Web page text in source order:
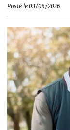
Posté le 03/08/2026